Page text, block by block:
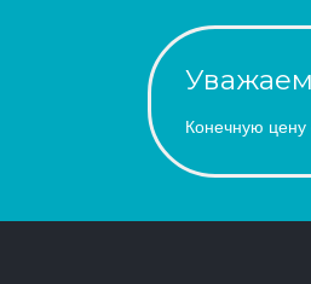
Конечную цену